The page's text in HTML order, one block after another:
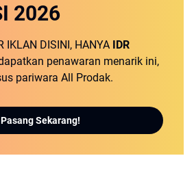
2026
IKLAN DISINI, HANYA
IDR
penawaran menarik ini,
pariwara All Prodak.
Pasang Sekarang!